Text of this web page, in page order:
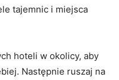
⁢tajemnic i miejsca
hoteli w okolicy, aby
Następnie ruszaj na